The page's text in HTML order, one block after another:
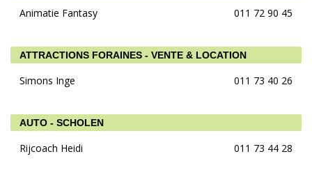
Animatie Fantasy 011 72 90 45
ATTRACTIONS FORAINES - VENTE & LOCATION
Simons Inge 011 73 40 26
AUTO - SCHOLEN
Rijcoach Heidi 011 73 44 28